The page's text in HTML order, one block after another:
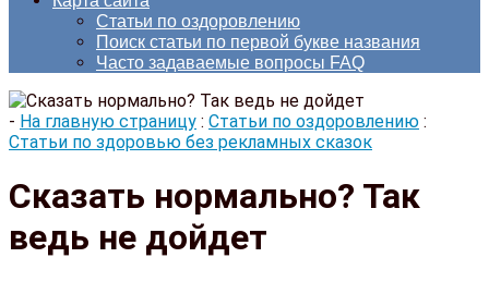
Статьи по оздоровлению
Поиск статьи по первой букве названия
Часто задаваемые вопросы FAQ
- На главную страницу : Статьи по оздоровлению :
Статьи по здоровью без рекламных сказок
Сказать нормально? Так
ведь не дойдет